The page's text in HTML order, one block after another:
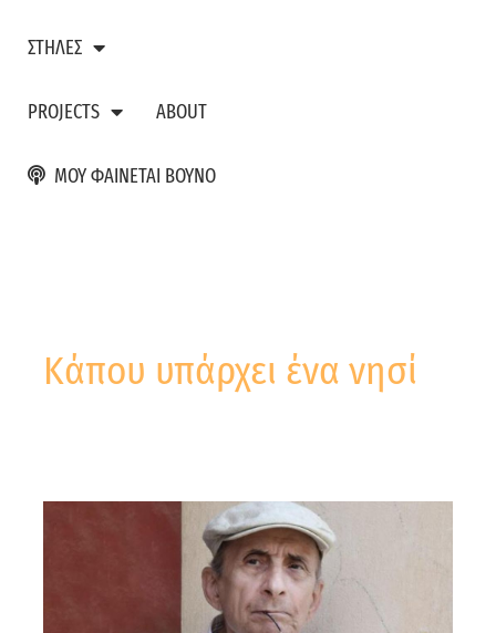
ΣΤΗΛΕΣ
PROJECTS ABOUT
ΜΟΥ ΦΑΙΝΕΤΑΙ ΒΟΥΝΟ
Κάπου υπάρχει ένα νησί